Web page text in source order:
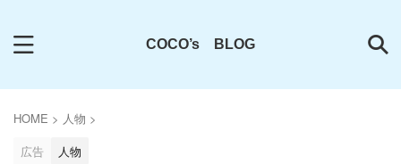
COCO’s BLOG
HOME > 人物 >
広告
人物